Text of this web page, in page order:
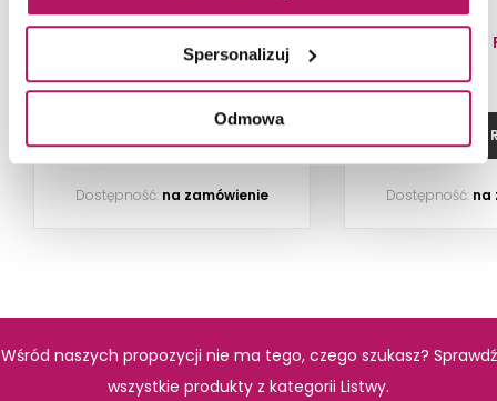
Spersonalizuj
Odmowa
PRODUKTY Z KOLEKCJI
-3% od 91,80 PLN najniższa cena
Dostępność: na zamówienie
22,20
ZOBACZ
Dostępność: na
Wśród naszych propozycji nie ma tego, czego szukasz? Sprawdź
wszystkie produkty z kategorii Listwy.